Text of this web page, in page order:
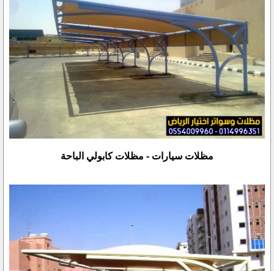
مظلات سيارات - مظلات كابولي الباحة